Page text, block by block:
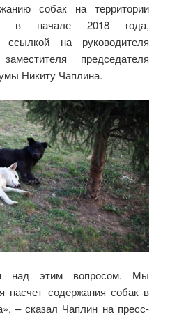
собак на территории
в начале 2018 года,
на руководителя
председателя
Никиту Чаплина.
над этим вопросом. Мы
насчет содержания собак в
– сказал Чаплин на пресс-